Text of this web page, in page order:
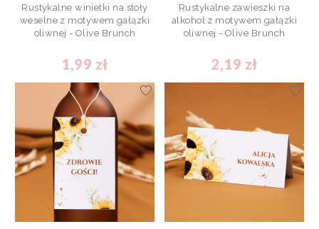
Rustykalne winietki na stoły
weselne z motywem gałązki
oliwnej - Olive Brunch
1,99 zł
Rustykalne zawieszki na
alkohol z motywem gałązki
oliwnej - Olive Brunch
2,19 zł